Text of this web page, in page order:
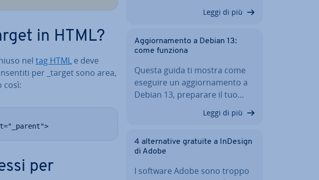
in HTML?
nel tag HTML e deve
per _target sono area,
così:
per
Leggi di più
Ag­gior­na­men­to a Debian 13:
come funziona
Questa guida ti mostra come
eseguire un ag­gior­na­men­to a
Debian 13, preparare il tuo…
Leggi di più
4 al­ter­na­ti­ve gratuite a InDesign
di Adobe
I software Adobe sono troppo